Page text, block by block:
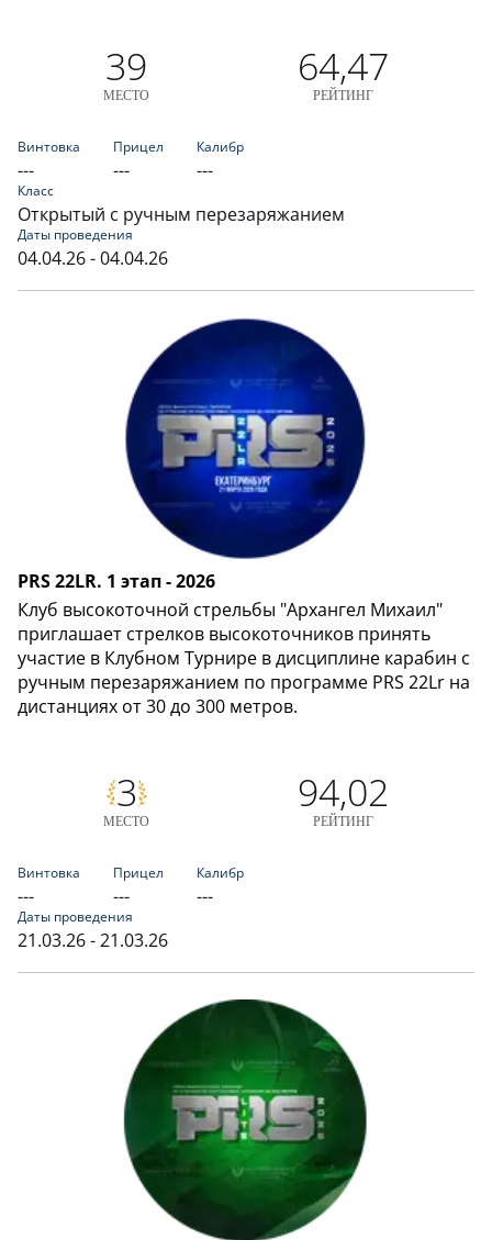
39
МЕСТО
64,47
РЕЙТИНГ
Винтовка
---
Прицел
---
Калибр
---
Класс
Открытый с ручным перезаряжанием
Даты проведения
04.04.26 - 04.04.26
PRS 22LR. 1 этап - 2026
Клуб высокоточной стрельбы "Архангел Михаил"
приглашает стрелков высокоточников принять
участие в Клубном Турнире в дисциплине карабин с
ручным перезаряжанием по программе PRS 22Lr на
дистанциях от 30 до 300 метров.
3
МЕСТО
94,02
РЕЙТИНГ
Винтовка
---
Прицел
---
Калибр
---
Даты проведения
21.03.26 - 21.03.26